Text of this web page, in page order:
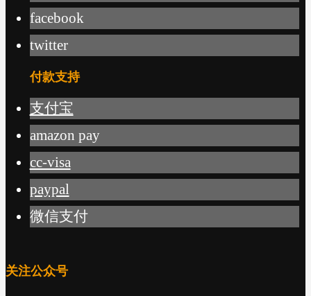
facebook
twitter
付款支持
支付宝
amazon pay
cc-visa
paypal
微信支付
关注公众号